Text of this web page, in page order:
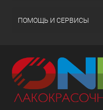
ПОМОЩЬ И СЕРВИСЫ